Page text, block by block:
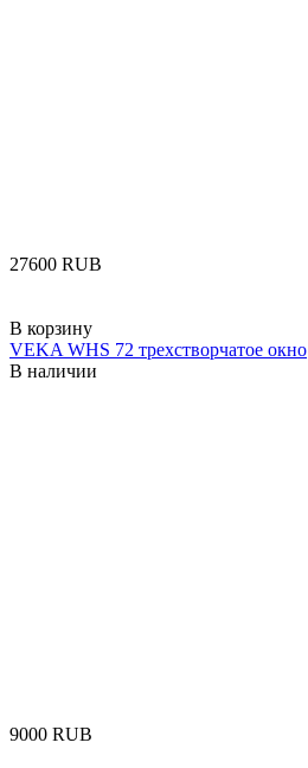
‍27600‍ RUB
В корзину
VEKA WHS 72 трехстворчатое окно
В наличии
‍9000‍ RUB